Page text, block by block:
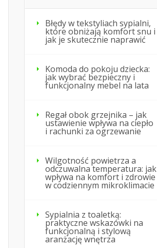
Błędy w tekstyliach sypialni,
które obniżają komfort snu i
jak je skutecznie naprawić
Komoda do pokoju dziecka:
jak wybrać bezpieczny i
funkcjonalny mebel na lata
Regał obok grzejnika – jak
ustawienie wpływa na ciepło
i rachunki za ogrzewanie
Wilgotność powietrza a
odczuwalna temperatura: jak
wpływa na komfort i zdrowie
w codziennym mikroklimacie
Sypialnia z toaletką:
praktyczne wskazówki na
funkcjonalną i stylową
aranżację wnętrza